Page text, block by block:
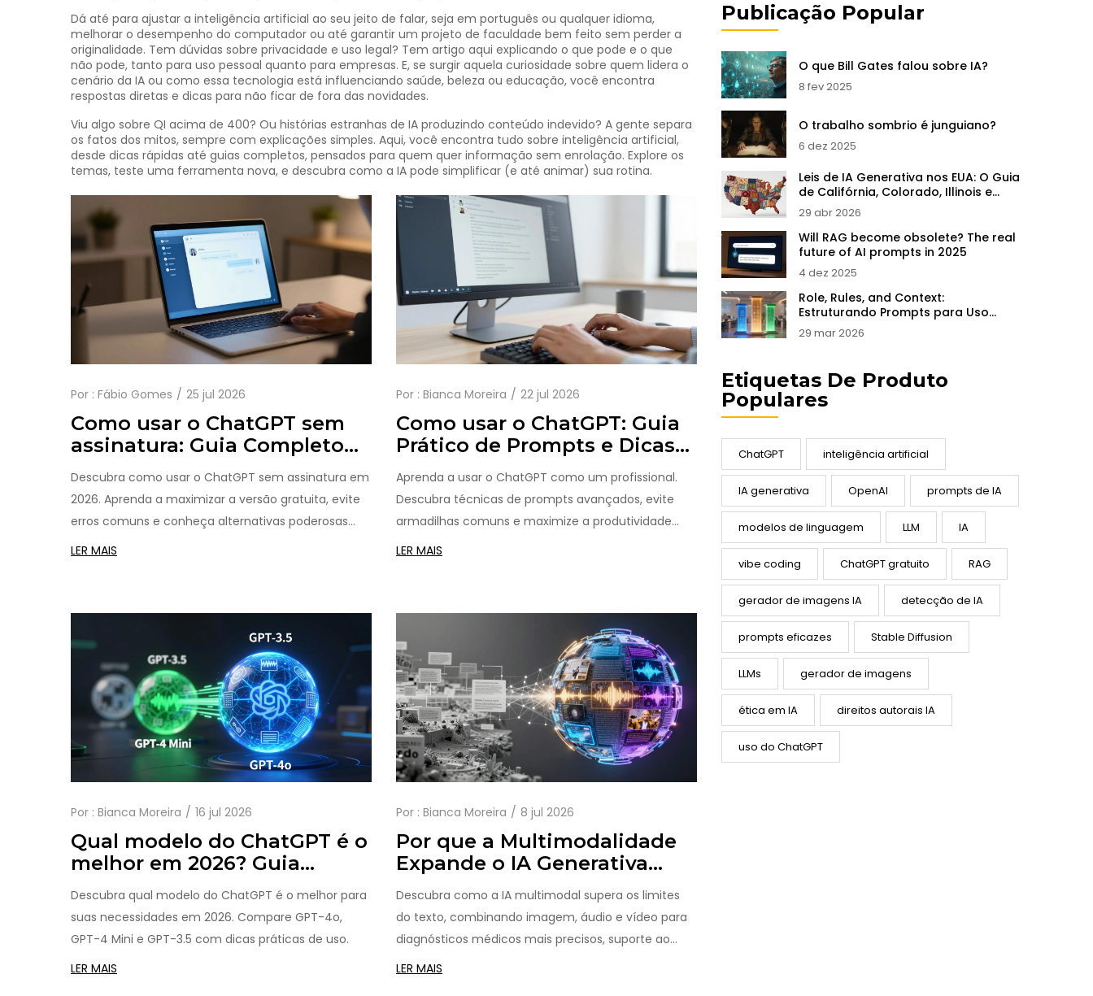
Publicação Popular
O que Bill Gates falou sobre IA?
8 fev 2025
O trabalho sombrio é junguiano?
6 dez 2025
Leis de IA Generativa nos EUA: O Guia
de Califórnia, Colorado, Illinois e
Utah
29 abr 2026
Will RAG become obsolete? The real
future of AI prompts in 2025
4 dez 2025
Role, Rules, and Context:
Estruturando Prompts para Uso
Empresarial de LLMs em 2026
29 mar 2026
Etiquetas De Produto
Populares
ChatGPT inteligência artificial
IA generativa OpenAI prompts de IA
modelos de linguagem LLM IA
vibe coding ChatGPT gratuito RAG
gerador de imagens IA detecção de IA
prompts eficazes Stable Diffusion
LLMs gerador de imagens
ética em IA direitos autorais IA
uso do ChatGPT
Dá até para ajustar a inteligência artificial ao seu jeito de falar, seja em português ou qualquer idioma,
melhorar o desempenho do computador ou até garantir um projeto de faculdade bem feito sem perder a
originalidade. Tem dúvidas sobre privacidade e uso legal? Tem artigo aqui explicando o que pode e o que
não pode, tanto para uso pessoal quanto para empresas. E, se surgir aquela curiosidade sobre quem lidera o
cenário da IA ou como essa tecnologia está influenciando saúde, beleza ou educação, você encontra
respostas diretas e dicas para não ficar de fora das novidades.
Viu algo sobre QI acima de 400? Ou histórias estranhas de IA produzindo conteúdo indevido? A gente separa
os fatos dos mitos, sempre com explicações simples. Aqui, você encontra tudo sobre inteligência artificial,
desde dicas rápidas até guias completos, pensados para quem quer informação sem enrolação. Explore os
temas, teste uma ferramenta nova, e descubra como a IA pode simplificar (e até animar) sua rotina.
Por : Fábio Gomes 25 jul 2026
Como usar o ChatGPT sem
assinatura: Guia Completo
para Acesso Gratuito em
2026
Descubra como usar o ChatGPT sem assinatura em
2026. Aprenda a maximizar a versão gratuita, evite
erros comuns e conheça alternativas poderosas
para não pagar nada.
LER MAIS
Por : Bianca Moreira 22 jul 2026
Como usar o ChatGPT: Guia
Prático de Prompts e Dicas
Avançadas para 2026
Aprenda a usar o ChatGPT como um profissional.
Descubra técnicas de prompts avançados, evite
armadilhas comuns e maximize a produtividade
com IA em 2026.
LER MAIS
Por : Bianca Moreira 16 jul 2026
Qual modelo do ChatGPT é o
melhor em 2026? Guia
definitivo de escolha
Descubra qual modelo do ChatGPT é o melhor para
suas necessidades em 2026. Compare GPT-4o,
GPT-4 Mini e GPT-3.5 com dicas práticas de uso.
LER MAIS
Por : Bianca Moreira 8 jul 2026
Por que a Multimodalidade
Expande o IA Generativa
Além do Texto
Descubra como a IA multimodal supera os limites
do texto, combinando imagem, áudio e vídeo para
diagnósticos médicos mais precisos, suporte ao
cliente inteligente e uma compreensão contextual
LER MAIS